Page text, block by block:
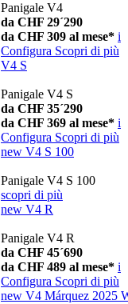
Panigale V4
da CHF 29´290
da CHF 309 al mese* i
Configura Scopri di più
V4 S
Panigale V4 S
da CHF 35´290
da CHF 369 al mese* i
Configura Scopri di più
new V4 S 100
Panigale V4 S 100
scopri di più
new V4 R
Panigale V4 R
da CHF 45´690
da CHF 489 al mese* i
Configura Scopri di più
new V4 Márquez 2025